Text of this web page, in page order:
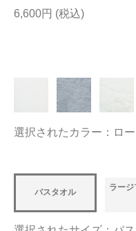
大量購入・法人向けの購入の方
6,600円
選択されたカラー：ロー
バスタオル
ラー